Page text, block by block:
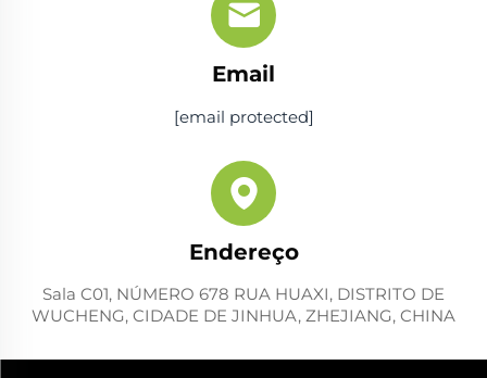
Email
[email protected]
Endereço
Sala C01, NÚMERO 678 RUA HUAXI, DISTRITO DE
WUCHENG, CIDADE DE JINHUA, ZHEJIANG, CHINA